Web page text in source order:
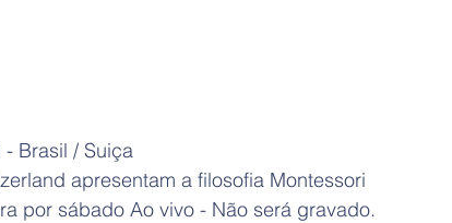
Brasil / Suiça
apresentam a filosofia Montessori
por sábado Ao vivo - Não será gravado.